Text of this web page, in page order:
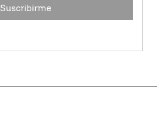
Suscribirme